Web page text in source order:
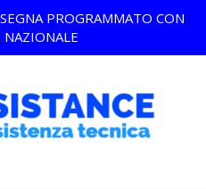
PROGRAMMATO CON
NAZIONALE